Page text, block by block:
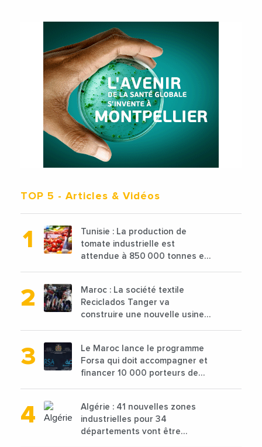
TOP 5 - Articles & Vidéos
Tunisie : La production de
tomate industrielle est
attendue à 850 000 tonnes en
Maroc : La société textile
Reciclados Tanger va
construire une nouvelle usine
Le Maroc lance le programme
Forsa qui doit accompagner et
financer 10 000 porteurs de
Algérie : 41 nouvelles zones
industrielles pour 34
départements vont être